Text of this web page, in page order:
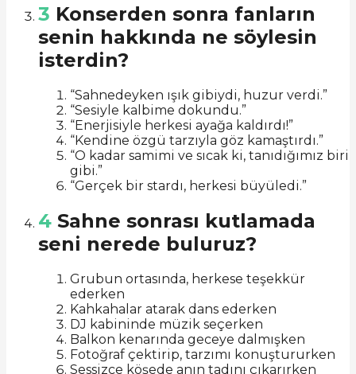
3 Konserden sonra fanların
senin hakkında ne söylesin
isterdin?
“Sahnedeyken ışık gibiydi, huzur verdi.”
“Sesiyle kalbime dokundu.”
“Enerjisiyle herkesi ayağa kaldırdı!”
“Kendine özgü tarzıyla göz kamaştırdı.”
“O kadar samimi ve sıcak ki, tanıdığımız biri
gibi.”
“Gerçek bir stardı, herkesi büyüledi.”
4 Sahne sonrası kutlamada
seni nerede buluruz?
Grubun ortasında, herkese teşekkür
ederken
Kahkahalar atarak dans ederken
DJ kabininde müzik seçerken
Balkon kenarında geceye dalmışken
Fotoğraf çektirip, tarzımı konuştururken
Sessizce köşede anın tadını çıkarırken